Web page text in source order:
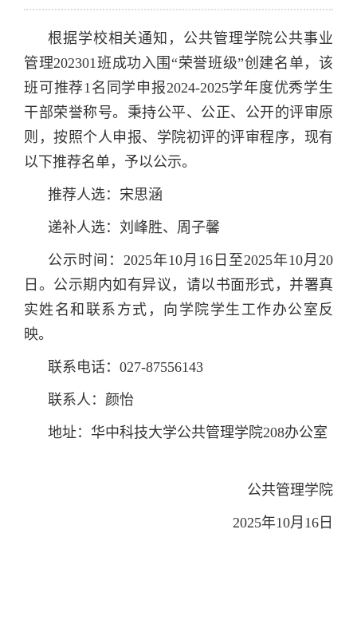
根据学校相关通知，公共管理学院公共事业
管理202301班成功入围“荣誉班级”创建名单，该
班可推荐1名同学申报2024-2025学年度优秀学生
干部荣誉称号。秉持公平、公正、公开的评审原
则，按照个人申报、学院初评的评审程序，现有
以下推荐名单，予以公示。
推荐人选：宋思涵
递补人选：刘峰胜、周子馨
公示时间：2025年10月16日至2025年10月20
日。公示期内如有异议，请以书面形式，并署真
实姓名和联系方式，向学院学生工作办公室反
映。
联系电话：027-87556143
联系人：颜怡
地址：华中科技大学公共管理学院208办公室
公共管理学院
2025年10月16日